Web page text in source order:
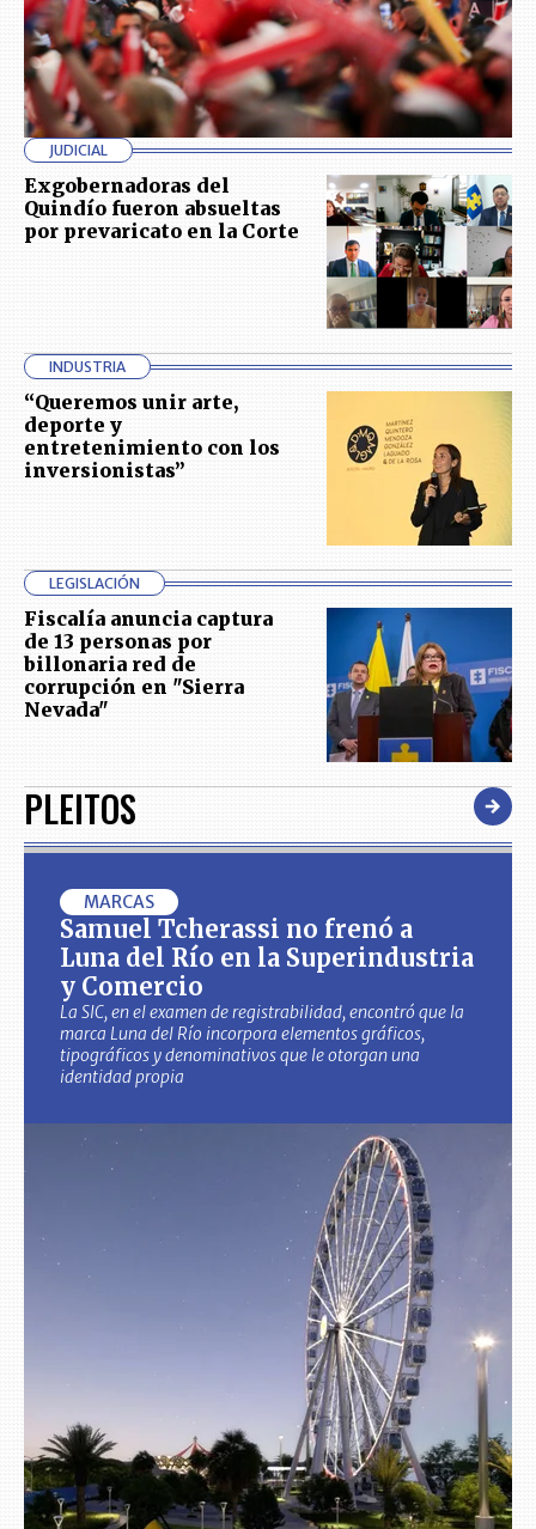
JUDICIAL
Exgobernadoras del
Quindío fueron absueltas
por prevaricato en la Corte
INDUSTRIA
“Queremos unir arte,
deporte y
entretenimiento con los
inversionistas”
LEGISLACIÓN
Fiscalía anuncia captura
de 13 personas por
billonaria red de
corrupción en "Sierra
Nevada"
PLEITOS
MARCAS
Samuel Tcherassi no frenó a
Luna del Río en la Superindustria
y Comercio
La SIC, en el examen de registrabilidad, encontró que la
marca Luna del Río incorpora elementos gráficos,
tipográficos y denominativos que le otorgan una
identidad propia